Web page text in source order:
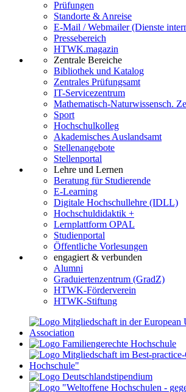
Prüfungen
Standorte & Anreise
E-Mail / Webmailer (Dienste
Pressebereich
HTWK.magazin
Zentrale Bereiche
Bibliothek und Katalog
Zentrales Prüfungsamt
IT-Servicezentrum
Mathematisch-Naturwissensch.
Sport
Hochschulkolleg
Akademisches Auslandsamt
Stellenangebote
Stellenportal
Lehre und Lernen
Beratung für Studierende
E-Learning
Digitale Hochschullehre (IDLL)
Hochschuldidaktik +
Lernplattform OPAL
Studienportal
Öffentliche Vorlesungen
engagiert & verbunden
Alumni
Graduiertenzentrum (GradZ)
HTWK-Förderverein
HTWK-Stiftung